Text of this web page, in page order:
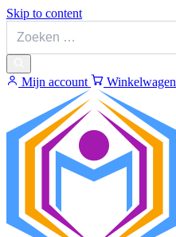
Skip to content
Mijn account Winkelwagen